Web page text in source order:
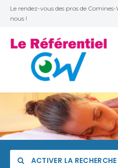
Le rendez-vous des pros de
nous !
ACTIVER LA RECHERCHE